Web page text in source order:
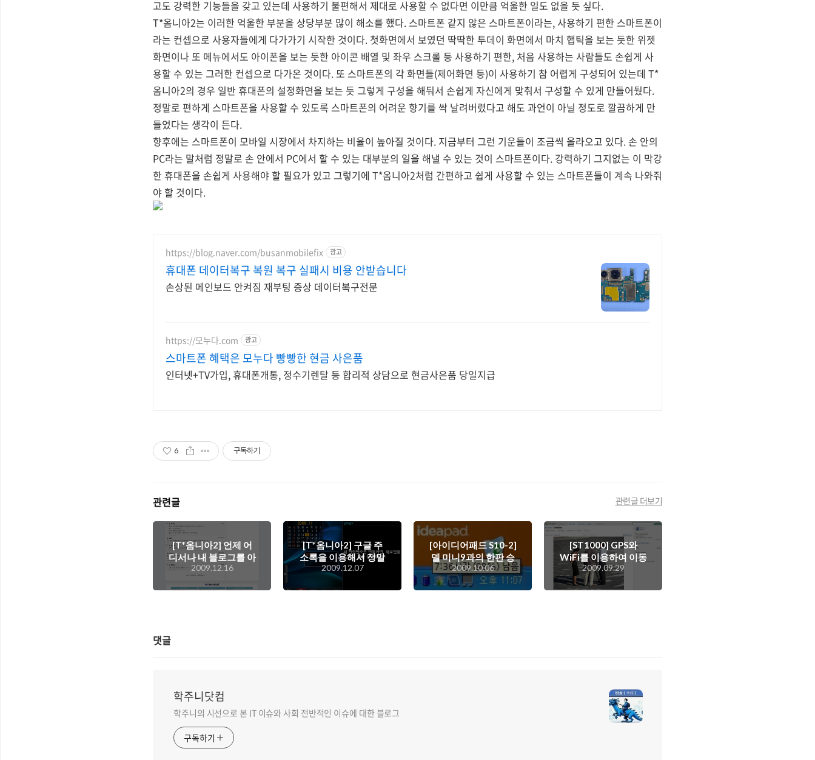
고도 강력한 기능들을 갖고 있는데 사용하기 불편해서 제대로 사용할 수 없다면 이만큼 억울한 일도 없을 듯 싶다.
T*옴니아2는 이러한 억울한 부분을 상당부분 많이 해소를 했다. 스마트폰 같지 않은 스마트폰이라는, 사용하기 편한 스마트폰이
라는 컨셉으로 사용자들에게 다가가기 시작한 것이다. 첫화면에서 보였던 딱딱한 투데이 화면에서 마치 햅틱을 보는 듯한 위젯
화면이나 또 메뉴에서도 아이폰을 보는 듯한 아이콘 배열 및 좌우 스크롤 등 사용하기 편한, 처음 사용하는 사람들도 손쉽게 사
용할 수 있는 그러한 컨셉으로 다가온 것이다. 또 스마트폰의 각 화면들(제어화면 등)이 사용하기 참 어렵게 구성되어 있는데 T*
옴니아2의 경우 일반 휴대폰의 설정화면을 보는 듯 그렇게 구성을 해둬서 손쉽게 자신에게 맞춰서 구성할 수 있게 만들어뒀다.
정말로 편하게 스마트폰을 사용할 수 있도록 스마트폰의 어려운 향기를 싹 날려버렸다고 해도 과언이 아닐 정도로 깔끔하게 만
들었다는 생각이 든다.
향후에는 스마트폰이 모바일 시장에서 차지하는 비율이 높아질 것이다. 지금부터 그런 기운들이 조금씩 올라오고 있다. 손 안의
PC라는 말처럼 정말로 손 안에서 PC에서 할 수 있는 대부분의 일을 해낼 수 있는 것이 스마트폰이다. 강력하기 그지없는 이 막강
한 휴대폰을 손쉽게 사용해야 할 필요가 있고 그렇기에 T*옴니아2처럼 간편하고 쉽게 사용할 수 있는 스마트폰들이 계속 나와줘
야 할 것이다.
https://blog.naver.com/busanmobilefix 광고
휴대폰 데이터복구 복원 복구 실패시 비용 안받습니다
손상된 메인보드 안켜짐 재부팅 증상 데이터복구전문
https://모누다.com 광고
스마트폰 혜택은 모누다 빵빵한 현금 사은품
인터넷+TV가입, 휴대폰개통, 정수기렌탈 등 합리적 상담으로 현금사은품 당일지급
6 구독하기
관련글 관련글 더보기
[T*옴니아2] 언제 어
디서나 내 블로그를 아
주 편하게 관리해줄 수
있다면?
2009.12.16
[T*옴니아2] 구글 주
소록을 이용해서 정말
편하게 주소록을 관리
해보자
2009.12.07
[아이디어패드 S10-2]
델 미니9과의 한판 승
부.. 그 결과는?
2009.10.06
[ST1000] GPS와
WiFi를 이용하여 이동
하는 인터넷 포토센터
를 만들자
2009.09.29
댓글
학주니닷컴
학주니의 시선으로 본 IT 이슈와 사회 전반적인 이슈에 대한 블로그
구독하기